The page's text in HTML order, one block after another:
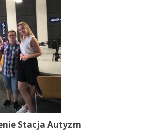
Stacja Autyzm